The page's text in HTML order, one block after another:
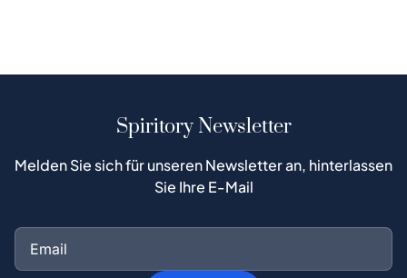
Spiritory Newsletter
Melden Sie sich für unseren Newsletter an, hinterlassen
Sie Ihre E-Mail